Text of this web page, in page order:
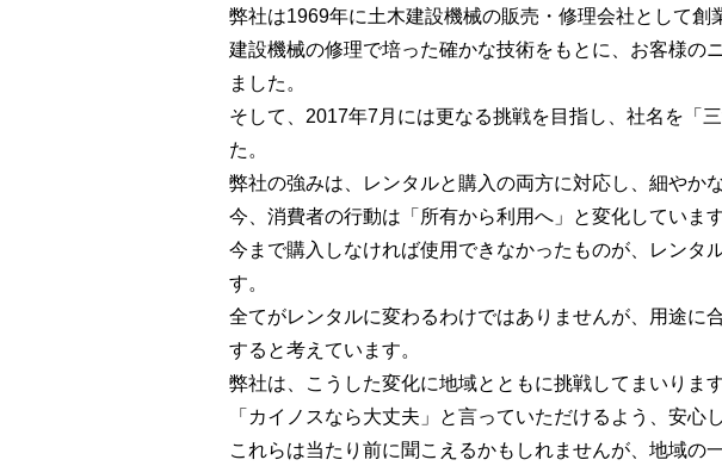
弊社は1969年に土木建設機械の販売・修理会社として創
建設機械の修理で培った確かな技術をもとに、お客様の
ました。
そして、2017年7月には更なる挑戦を目指し、社名を「
た。
弊社の強みは、レンタルと購入の両方に対応し、細やか
今、消費者の行動は「所有から利用へ」と変化しています
今まで購入しなければ使用できなかったものが、レンタ
す。
全てがレンタルに変わるわけではありませんが、用途に
すると考えています。
弊社は、こうした変化に地域とともに挑戦してまいりま
「カイノスなら大丈夫」と言っていただけるよう、安心
これらは当たり前に聞こえるかもしれませんが、地域の